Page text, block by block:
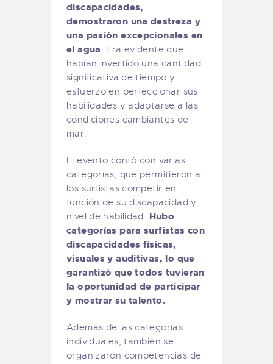
discapacidades,
demostraron una destreza y
una pasión excepcionales en
el agua. Era evidente que
habían invertido una cantidad
significativa de tiempo y
esfuerzo en perfeccionar sus
habilidades y adaptarse a las
condiciones cambiantes del
mar.
El evento contó con varias
categorías, que permitieron a
los surfistas competir en
función de su discapacidad y
nivel de habilidad. Hubo
categorías para surfistas con
discapacidades físicas,
visuales y auditivas, lo que
garantizó que todos tuvieran
la oportunidad de participar
y mostrar su talento.
Además de las categorías
individuales, también se
organizaron competencias de